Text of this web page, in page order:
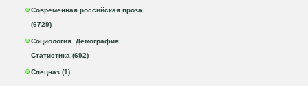
Современная российская проза
(6729)
Социология. Демография.
Статистика (692)
Спецназ (1)